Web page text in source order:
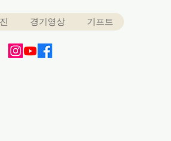
경기영상 기프트